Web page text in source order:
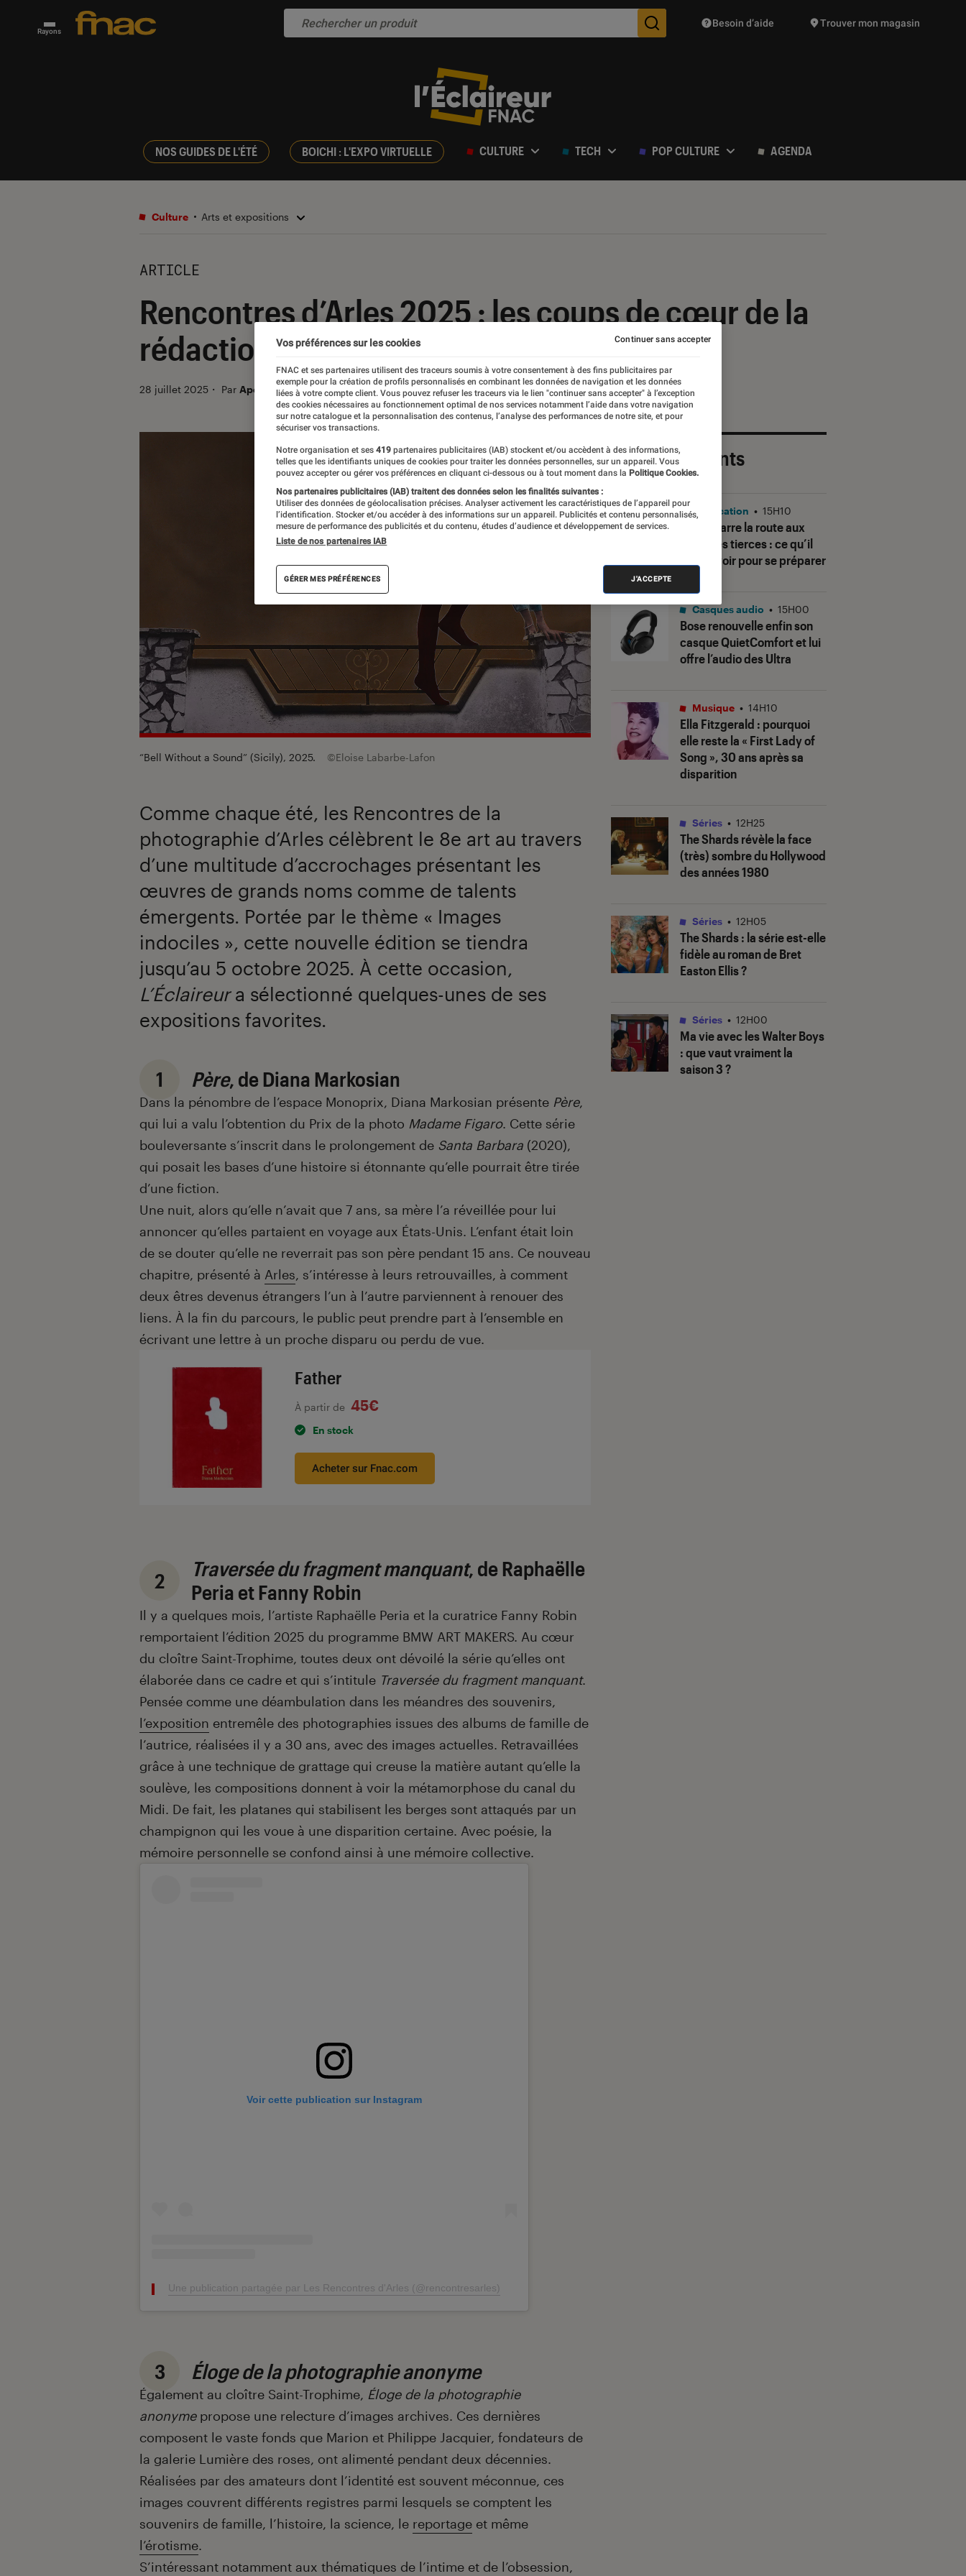
Rayons Des suggestions de produits vont vous être proposées
Besoin d’aide Trouver mon magasin
NOS GUIDES DE L'ÉTÉ BOICHI : L'EXPO VIRTUELLE CULTURE TECH POP CULTURE AGENDA
Culture Arts et expositions
ARTICLE
Rencontres d’Arles 2025 : les coups de cœur de la
rédaction
28 juillet 2025 ・ Par Apolline Coëffet
“Bell Without a Sound” (Sicily), 2025. ©Eloise Labarbe-Lafon
Comme chaque été, les Rencontres de la
photographie d’Arles célèbrent le 8e art au travers
d’une multitude d’accrochages présentant les
œuvres de grands noms comme de talents
émergents. Portée par le thème « Images
indociles », cette nouvelle édition se tiendra
jusqu’au 5 octobre 2025. À cette occasion,
L’Éclaireura sélectionné quelques-unes de ses
expositions favorites.
1 Père, de Diana Markosian
Dans la pénombre de l’espace Monoprix, Diana Markosian présente Père,
qui lui a valu l’obtention du Prix de la photo Madame Figaro. Cette série
bouleversante s’inscrit dans le prolongement de Santa Barbara (2020),
qui posait les bases d’une histoire si étonnante qu’elle pourrait être tirée
d’une fiction.
Une nuit, alors qu’elle n’avait que 7 ans, sa mère l’a réveillée pour lui
annoncer qu’elles partaient en voyage aux États-Unis. L’enfant était loin
de se douter qu’elle ne reverrait pas son père pendant 15 ans. Ce nouveau
chapitre, présenté à Arles, s’intéresse à leurs retrouvailles, à comment
deux êtres devenus étrangers l’un à l’autre parviennent à renouer des
liens. À la fin du parcours, le public peut prendre part à l’ensemble en
écrivant une lettre à un proche disparu ou perdu de vue.
Father
À partir de 45€
En stock
Acheter sur Fnac.com
2
Traversée du fragment manquant, de Raphaëlle
Peria et Fanny Robin
Il y a quelques mois, l’artiste Raphaëlle Peria et la curatrice Fanny Robin
remportaient l’édition 2025 du programme BMW ART MAKERS. Au cœur
du cloître Saint-Trophime, toutes deux ont dévoilé la série qu’elles ont
élaborée dans ce cadre et qui s’intitule Traversée du fragment manquant.
Pensée comme une déambulation dans les méandres des souvenirs,
l’exposition entremêle des photographies issues des albums de famille de
l’autrice, réalisées il y a 30 ans, avec des images actuelles. Retravaillées
grâce à une technique de grattage qui creuse la matière autant qu’elle la
soulève, les compositions donnent à voir la métamorphose du canal du
Midi. De fait, les platanes qui stabilisent les berges sont attaqués par un
champignon qui les voue à une disparition certaine. Avec poésie, la
mémoire personnelle se confond ainsi à une mémoire collective.
Voir cette publication sur Instagram
Une publication partagée par Les Rencontres d'Arles (@rencontresarles)
3 Éloge de la photographie anonyme
Également au cloître Saint-Trophime, Éloge de la photographie
anonyme propose une relecture d’images archives. Ces dernières
composent le vaste fonds que Marion et Philippe Jacquier, fondateurs de
la galerie Lumière des roses, ont alimenté pendant deux décennies.
Réalisées par des amateurs dont l’identité est souvent méconnue, ces
images couvrent différents registres parmi lesquels se comptent les
souvenirs de famille, l’histoire, la science, le reportage et même
l’érotisme.
S’intéressant notamment aux thématiques de l’intime et de l’obsession,
Les plus récents
Gmail barre la route aux
adresses tierces : ce qu’il
faut savoir pour se préparer
Application • 15H10
Bose renouvelle enfin son
casque QuietComfort et lui
offre l’audio des Ultra
Casques audio • 15H00
Ella Fitzgerald : pourquoi
elle reste la « First Lady of
Song », 30 ans après sa
disparition
Musique • 14H10
The Shardsrévèle la face
(très) sombre du Hollywood
des années 1980
Séries • 12H25
The Shards: la série est-elle
fidèle au roman de Bret
Easton Ellis ?
Séries • 12H05
Ma vie avec les Walter Boys
: que vaut vraiment la
saison 3 ?
Séries • 12H00
Vos préférences sur les cookies
FNAC et ses partenaires utilisent des traceurs soumis à votre consentement à des fins publicitaires par
exemple pour la création de profils personnalisés en combinant les données de navigation et les données
liées à votre compte client. Vous pouvez refuser les traceurs via le lien "continuer sans accepter" à l’exception
des cookies nécessaires au fonctionnement optimal de nos services notamment l’aide dans votre navigation
sur notre catalogue et la personnalisation des contenus, l’analyse des performances de notre site, et pour
sécuriser vos transactions.
Notre organisation et ses 419 partenaires publicitaires (IAB) stockent et/ou accèdent à des informations,
telles que les identifiants uniques de cookies pour traiter les données personnelles, sur un appareil. Vous
pouvez accepter ou gérer vos préférences en cliquant ci-dessous ou à tout moment dans la Politique Cookies.
Nos partenaires publicitaires (IAB) traitent des données selon les finalités suivantes :
Utiliser des données de géolocalisation précises. Analyser activement les caractéristiques de l’appareil pour
l’identification. Stocker et/ou accéder à des informations sur un appareil. Publicités et contenu personnalisés,
mesure de performance des publicités et du contenu, études d’audience et développement de services.
Liste de nos partenaires IAB
GÉRER MES PRÉFÉRENCES J'ACCEPTE
Continuer sans accepter